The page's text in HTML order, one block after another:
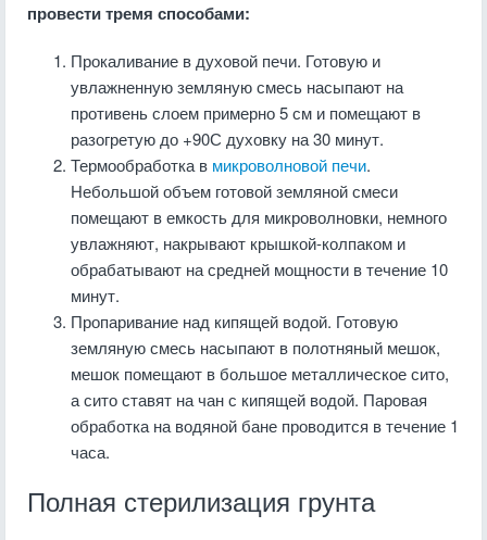
провести тремя способами:
Прокаливание в духовой печи. Готовую и
увлажненную земляную смесь насыпают на
противень слоем примерно 5 см и помещают в
разогретую до +90С духовку на 30 минут.
Термообработка в микроволновой печи.
Небольшой объем готовой земляной смеси
помещают в емкость для микроволновки, немного
увлажняют, накрывают крышкой-колпаком и
обрабатывают на средней мощности в течение 10
минут.
Пропаривание над кипящей водой. Готовую
земляную смесь насыпают в полотняный мешок,
мешок помещают в большое металлическое сито,
а сито ставят на чан с кипящей водой. Паровая
обработка на водяной бане проводится в течение 1
часа.
Полная стерилизация грунта